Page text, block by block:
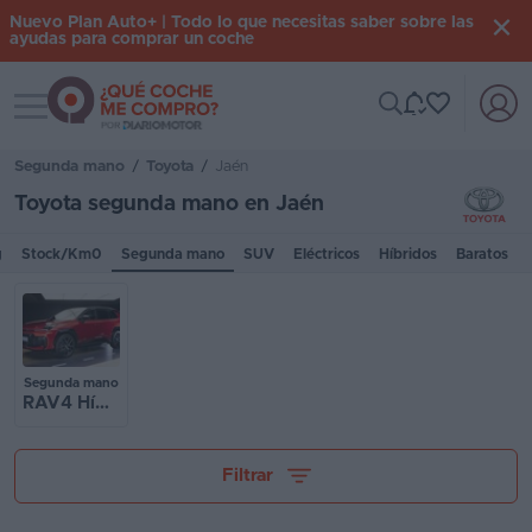
Iniciar
nuevos
Renting
Suscripción
Nuevo Plan Auto+ | Todo lo que necesitas saber sobre las
ayudas para comprar un coche
Toggle navigation
Segunda mano / Toyota / Jaén
Toyota segunda mano en Jaén
Stock/Km0 Segunda mano SUV Eléctricos Híbridos Baratos
Segunda mano
RAV4 Híbrido
Filtrar